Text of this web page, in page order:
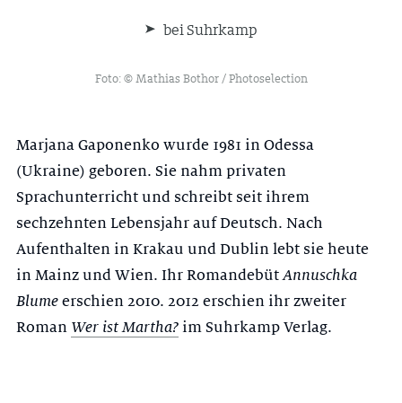
bei Suhrkamp
Foto: © Mathias Bothor / Photoselection
Marjana Gaponenko wurde 1981 in Odessa
(Ukraine) geboren. Sie nahm privaten
Sprachunterricht und schreibt seit ihrem
sechzehnten Lebensjahr auf Deutsch. Nach
Aufenthalten in Krakau und Dublin lebt sie heute
in Mainz und Wien. Ihr RomandebütAnnuschka
Blumeerschien 2010. 2012 erschien ihr zweiter
Roman Wer ist Martha?im Suhrkamp Verlag.